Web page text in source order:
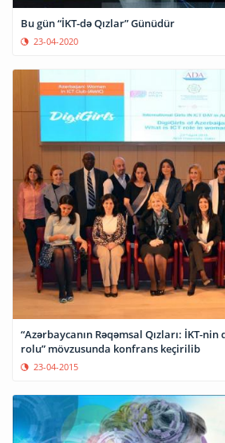
Bu gün “İKT-də Qızlar” Günüdür
23-04-2020
“Azərbaycanın Rəqəmsal Qızları: İKT-nin
rolu” mövzusunda konfrans keçirilib
23-04-2015